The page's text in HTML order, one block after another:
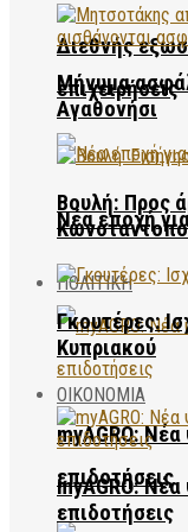
Διεθνής
επιχειρήσεις
Νέα εποχή
ΠΟΛΙΤΙΚΗ
myAGRO:
επιδοτήσεις
Μήνυμα
Αγαθονήσι
Βουλή: Προς
Γκουτέρες:
Κυπριακού
ΟΙΚΟΝΟΜΙΑ
myAGRO:
επιδοτήσεις